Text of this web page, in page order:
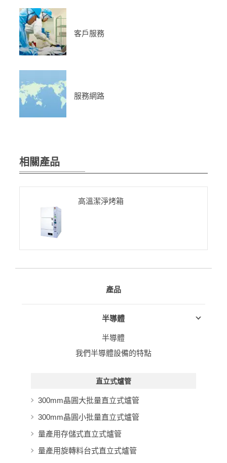
客戶服務
服務網路
相關產品
高溫潔淨烤箱
產品
半導體
半導體
我們半導體設備的特點
直立式爐管
300mm晶圓大批量直立式爐管
300mm晶圓小批量直立式爐管
量產用存儲式直立式爐管
量產用旋轉料台式直立式爐管